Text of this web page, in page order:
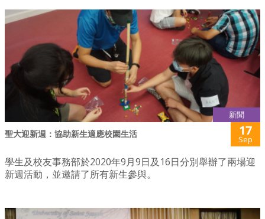
新聞
聖大迎新週：協助新生適應校園生活 17
Sep
學生及校友事務部於2020年9月9日及16日分別舉辦了兩場迎
新週活動，並邀請了所有新生參與。